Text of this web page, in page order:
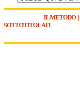
IL METODO|
SOTTOTITOLATI